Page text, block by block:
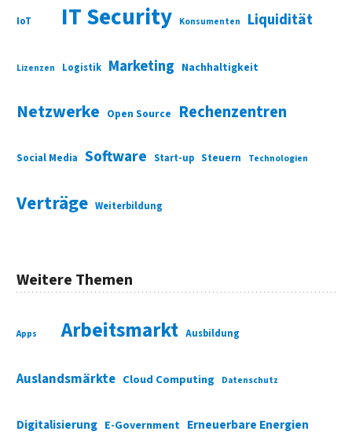
IoT IT Security Konsumenten Liquidität
Lizenzen Logistik Marketing Nachhaltigkeit
Netzwerke Open Source Rechenzentren
Social Media Software Start-up Steuern Technologien
Verträge Weiterbildung
Weitere Themen
Apps Arbeitsmarkt Ausbildung
Auslandsmärkte Cloud Computing Datenschutz
Digitalisierung E-Government Erneuerbare Energien